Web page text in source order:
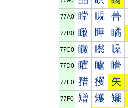
77A0 瞠 瞡 瞢
77B0 瞰 瞱 瞲
77C0 矀 矁 矂
77D0 矐 矑 矒
77E0 矠 矡 矢
77F0 矰 矱 矲